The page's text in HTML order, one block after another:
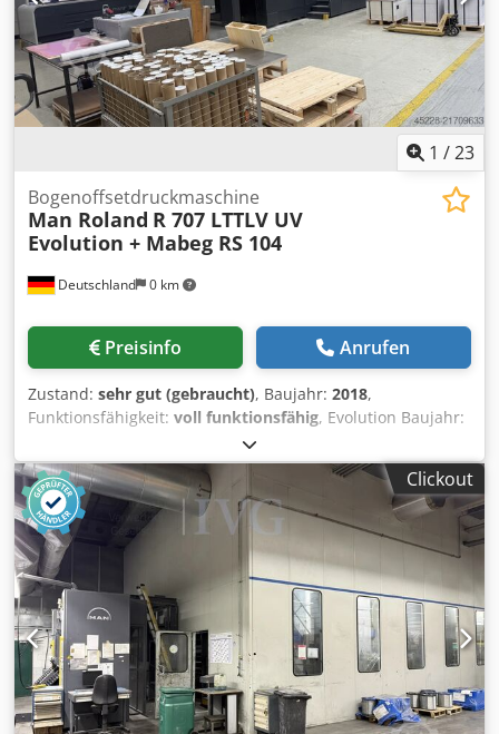
1 /23
Deutschland 0 km
Bogenoffsetdruckmaschine
Man Roland R 707 LTTLV UV
Evolution + Mabeg RS 104
Preisinfo Anrufen
Zustand: sehr gut (gebraucht), Baujahr: 2018,
Funktionsfähigkeit: voll funktionsfähig, Evolution Baujahr:
2018 ROLAND Feuchtwerk mit Delta Effekt ROLAND
Hochleistungs-Schuppenbogenanleger Dcjdpfxsy Au Ibs Ak
Ejk Wallscreen XL Touchscreen RCI: Kontroll- und
Steuertechnik PressPilot Leitstand InlineColorPilot: Inline
Farbmess- und Regelanlage & ColorPilot D+F:
Densitometrie und Farbmetrik Inlineinspector 2.0 EyeC -
Bogeninspektionsanglage nach dem letzten Druckwerk
Airglide Auslage Auslageverlängerung APL
(Vollautomatischer Plattenwechsler): Automatisches
Plattenwechselsystem mit motorisierter Klemmung und
Spannung der Druckplatten 2xIR/TL Interdeck Trockner
zwischen den 2 Lackwerken LTTLV SelectDryer IR/TL/UV
imAusleger zum Trocknen von Dispersionslacken, UV-
Clickout